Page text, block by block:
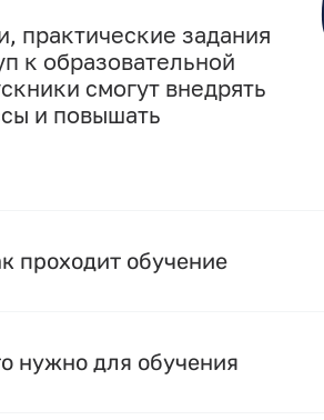
практические задания
к образовательной
смогут внедрять
и повышать
проходит обучение
нужно для обучения